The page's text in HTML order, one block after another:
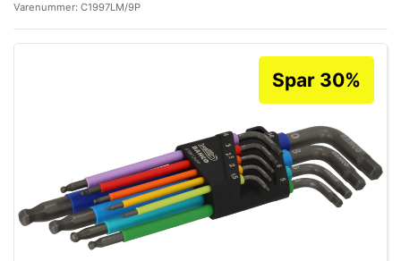
Varenummer: C1997LM/9P
Spar 30%